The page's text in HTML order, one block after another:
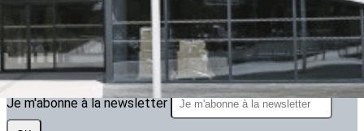
Cliquez pour éditer
Texte, bouton et/ou inscription à la newsletter
Cliquez pour éditer
Je m'abonne à la newsletter